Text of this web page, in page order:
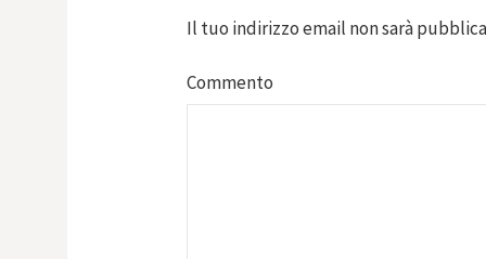
Il tuo indirizzo email non sarà
Commento